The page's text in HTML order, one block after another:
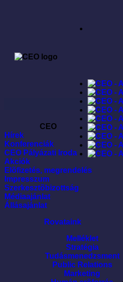
CEO
Hírek
Konferenciák
CEO Pályázati Iroda
Akciók
Elõfizetés, megrendelés
Impresszum
Szerkesztõbizottság
Médiaajánlat
Állásajánlat
Rovataink
Melléklet
Stratégia
Tudásmenedzsment
Public Relations
Marketing